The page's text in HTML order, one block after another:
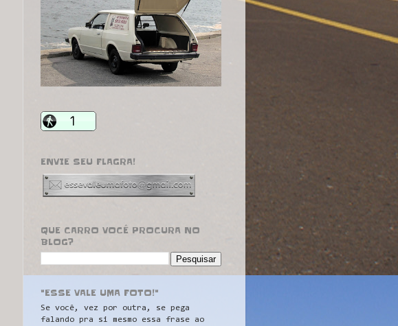
ENVIE SEU FLAGRA!
QUE CARRO VOCÊ PROCURA NO
BLOG?
"ESSE VALE UMA FOTO!"
Se você, vez por outra, se pega
falando pra si mesmo essa frase ao